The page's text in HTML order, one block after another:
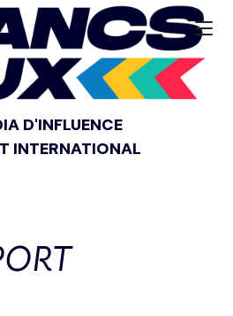
D'INFLUENCE
INTERNATIONAL